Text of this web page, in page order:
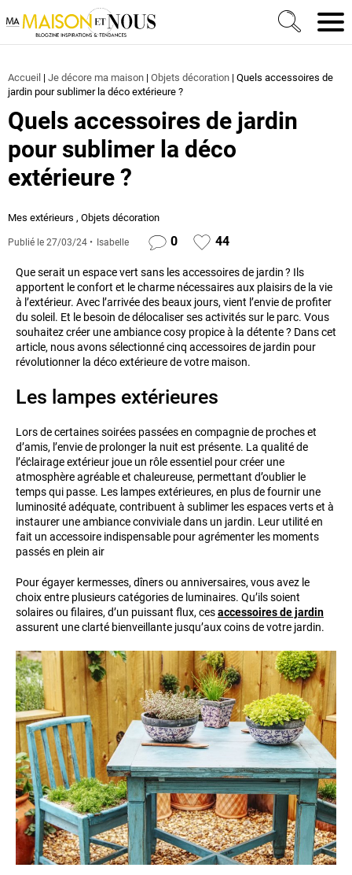
Ma Maison et Nous Construction, rénovation &
Accueil | Je décore ma maison | Objets décoration | Quels accessoires de
jardin pour sublimer la déco extérieure ?
Quels accessoires de jardin
pour sublimer la déco
extérieure ?
Mes extérieurs , Objets décoration
Publié le 27/03/24 Isabelle 0 44
Que serait un espace vert sans les accessoires de jardin ? Ils
apportent le confort et le charme nécessaires aux plaisirs de la vie
à l’extérieur. Avec l’arrivée des beaux jours, vient l’envie de profiter
du soleil. Et le besoin de délocaliser ses activités sur le parc. Vous
souhaitez créer une ambiance cosy propice à la détente ? Dans cet
article, nous avons sélectionné cinq accessoires de jardin pour
révolutionner la déco extérieure de votre maison.
Les lampes extérieures
Lors de certaines soirées passées en compagnie de proches et
d’amis, l’envie de prolonger la nuit est présente. La qualité de
l’éclairage extérieur joue un rôle essentiel pour créer une
atmosphère agréable et chaleureuse, permettant d’oublier le
temps qui passe. Les lampes extérieures, en plus de fournir une
luminosité adéquate, contribuent à sublimer les espaces verts et à
instaurer une ambiance conviviale dans un jardin. Leur utilité en
fait un accessoire indispensable pour agrémenter les moments
passés en plein air
Pour égayer kermesses, dîners ou anniversaires, vous avez le
choix entre plusieurs catégories de luminaires. Qu’ils soient
solaires ou filaires, d’un puissant flux, cesaccessoires de jardin
assurent une clarté bienveillante jusqu’aux coins de votre jardin.